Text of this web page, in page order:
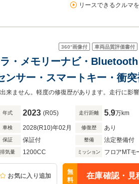
リースできるクルマ
360°画像付 車両品質評価書付
・メモリーナビ・
ンサー・スマートキー・衝突
コントロール・LEDライト
年式 2023 (R05) 走行距離 5.9万km
車検 2028(R10)年02月 修復歴 あり
保証 保証付 整備 法定整備付
排気量 1200CC ミッション フロアMTモ
お気に入り追加
無
料
在庫確認・見